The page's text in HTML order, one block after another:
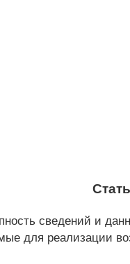
сведений и
для реализации